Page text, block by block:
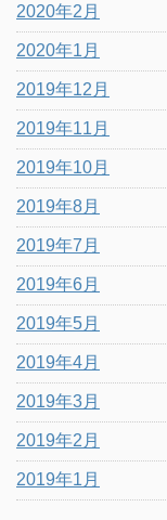
2020年2月
2020年1月
2019年12月
2019年11月
2019年10月
2019年8月
2019年7月
2019年6月
2019年5月
2019年4月
2019年3月
2019年2月
2019年1月